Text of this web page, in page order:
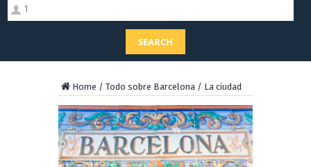
1
SEARCH
Home / Todo sobre Barcelona / La ciudad